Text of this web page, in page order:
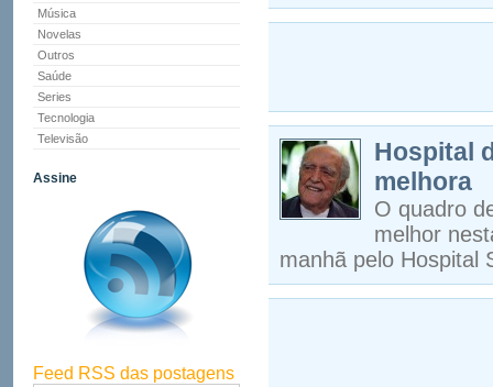
Música
Novelas
Outros
Saúde
Series
Tecnologia
Televisão
Assine
Feed RSS das postagens
Hospital
melhora
O quadro
melhor
manhã pelo Hospital